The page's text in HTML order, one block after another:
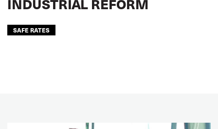
SAFE RATES